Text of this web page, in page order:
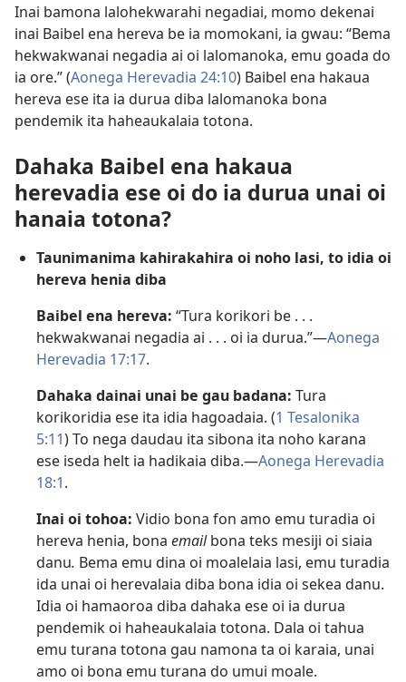
Inai bamona lalohekwarahi negadiai, momo dekenai
inai Baibel ena hereva be ia momokani, ia gwau: “Bema
hekwakwanai negadia ai oi lalomanoka, emu goada do
ia ore.” (Aonega Herevadia 24:10) Baibel ena hakaua
hereva ese ita ia durua diba lalomanoka bona
pendemik ita haheaukalaia totona.
Dahaka Baibel ena hakaua
herevadia ese oi do ia durua unai oi
hanaia totona?
Taunimanima kahirakahira oi noho lasi, to idia oi
hereva henia diba
Baibel ena hereva: “Tura korikori be . . .
hekwakwanai negadia ai . . . oi ia durua.”​—Aonega
Herevadia 17:17.
Dahaka dainai unai be gau badana: Tura
korikoridia ese ita idia hagoadaia. (1 Tesalonika
5:11) To nega daudau ita sibona ita noho karana
ese iseda helt ia hadikaia diba.​—Aonega Herevadia
18:1.
Inai oi tohoa: Vidio bona fon amo emu turadia oi
hereva henia, bona emailbona teks mesiji oi siaia
danu. Bema emu dina oi moalelaia lasi, emu turadia
ida unai oi herevalaia diba bona idia oi sekea danu.
Idia oi hamaoroa diba dahaka ese oi ia durua
pendemik oi haheaukalaia totona. Dala oi tahua
emu turana totona gau namona ta oi karaia, unai
amo oi bona emu turana do umui moale.